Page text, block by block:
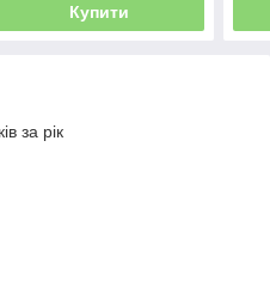
Купити
за рік